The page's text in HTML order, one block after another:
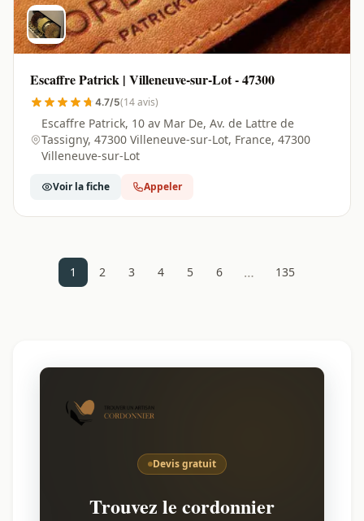
Escaffre Patrick | Villeneuve-sur-Lot - 47300
4.7/5(14 avis)
Escaffre Patrick, 10 av Mar De, Av. de Lattre de
Tassigny, 47300 Villeneuve-sur-Lot, France, 47300
Villeneuve-sur-Lot
Voir la fiche Appeler
1 2 3 4 5 6 … 135
Devis gratuit
Trouvez le cordonnier